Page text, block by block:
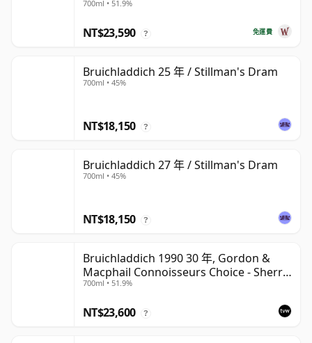
700ml • 51.9%
免運費
NT$23,590 ?
Bruichladdich 25 年 / Stillman's Dram
700ml • 45%
NT$18,150 ?
Bruichladdich 27 年 / Stillman's Dram
700ml • 45%
NT$18,150 ?
Bruichladdich 1990 30 年, Gordon &
Macphail Connoisseurs Choice - Sherry
Hogshead #3000
700ml • 51.9%
NT$23,600 ?